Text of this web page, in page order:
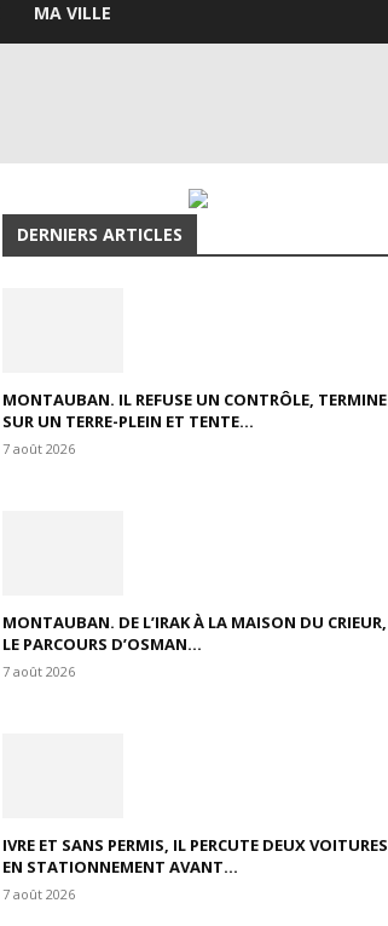
MA VILLE
DERNIERS ARTICLES
MONTAUBAN. IL REFUSE UN CONTRÔLE, TERMINE
SUR UN TERRE-PLEIN ET TENTE...
7 août 2026
MONTAUBAN. DE L’IRAK À LA MAISON DU CRIEUR,
LE PARCOURS D’OSMAN...
7 août 2026
IVRE ET SANS PERMIS, IL PERCUTE DEUX VOITURES
EN STATIONNEMENT AVANT...
7 août 2026